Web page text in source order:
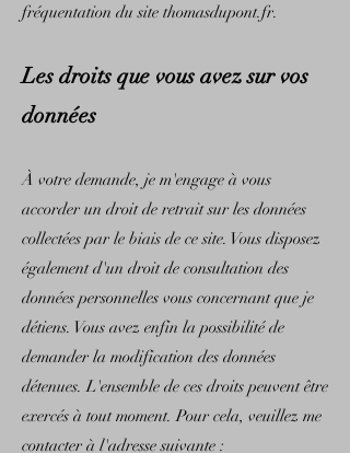
fréquentation du site thomasdupont.fr.
Les droits que vous avez sur vos
données
À votre demande, je m'engage à vous
accorder un droit de retrait sur les données
collectées par le biais de ce site. Vous disposez
également d'un droit de consultation des
données personnelles vous concernant que je
détiens. Vous avez enfin la possibilité de
demander la modification des données
détenues. L'ensemble de ces droits peuvent être
exercés à tout moment. Pour cela, veuillez me
contacter à l'adresse suivante :